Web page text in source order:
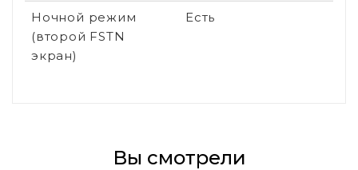
Ночной режим
(второй FSTN
экран)
Есть
Вы смотрели